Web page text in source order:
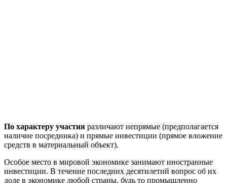
По характеру участия различают непрямые (предполагается
наличие посредника) и прямые инвестиции (прямое вложение
средств в материальный объект).
Особое место в мировой экономике занимают иностранные
инвестиции. В течение последних десятилетий вопрос об их
доле в экономике любой страны, будь то промышленно